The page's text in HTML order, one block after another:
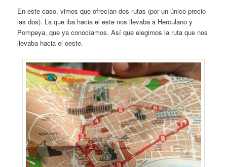
En este caso, vimos que ofrecían dos rutas (por un único precio
las dos). La que iba hacia el este nos llevaba a Herculano y
Pompeya, que ya conocíamos. Así que elegimos la ruta que nos
llevaba hacia el oeste.